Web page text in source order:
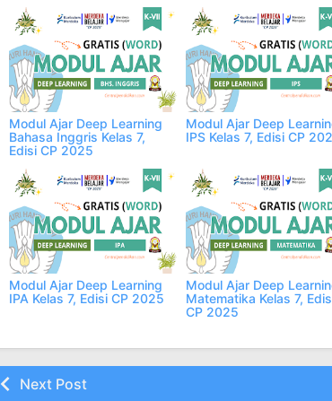
Modul Ajar Deep Learning
Bahasa Inggris Kelas 7,
Edisi CP 2025
Modul Ajar Deep
IPS Kelas 7, Edisi CP
Modul Ajar Deep Learning
IPA Kelas 7, Edisi CP 2025
Modul Ajar Deep
Matematika Kelas 7,
CP 2025
Next Post